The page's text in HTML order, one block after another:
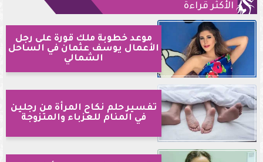
الأكثر قراءةً
موعد خطوبة ملك قورة على رجل
الأعمال يوسف عثمان في الساحل
الشمالي
تفسير حلم نكاح المرأة من رجلين
في المنام للعزباء والمتزوجة